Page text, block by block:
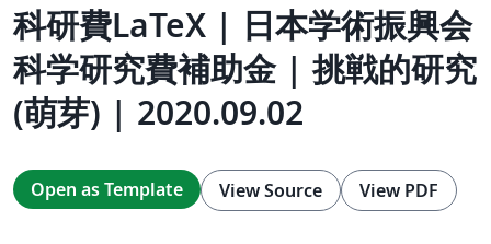
科研費LaTeX | 日本学術振興会
科学研究費補助金 | 挑戦的研究
(萌芽) | 2020.09.02
Open as Template View Source View PDF